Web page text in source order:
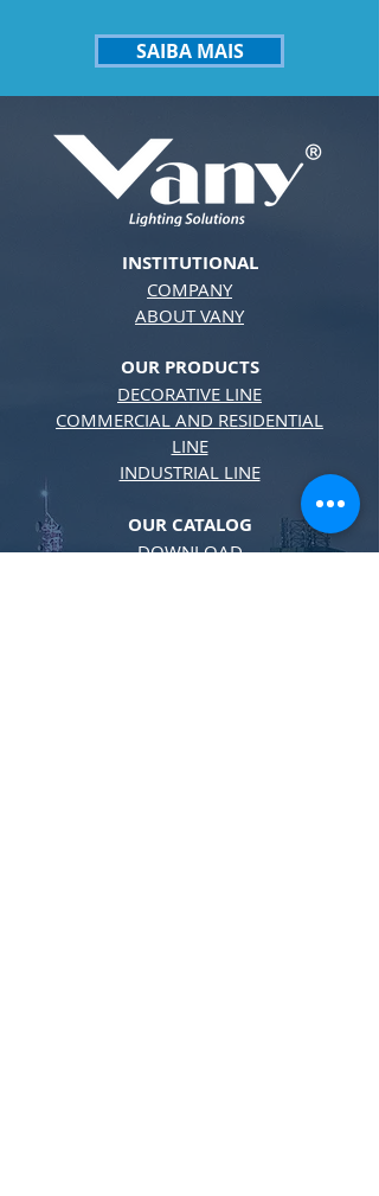
SAIBA MAIS
INSTITUTIONAL
COMPANY
ABOUT VANY
OUR PRODUCTS
DECORATIVE LINE
COMMERCIAL AND RESIDENTIAL
LINE
INDUSTRIAL LINE
OUR CATALOG
DOWNLOAD